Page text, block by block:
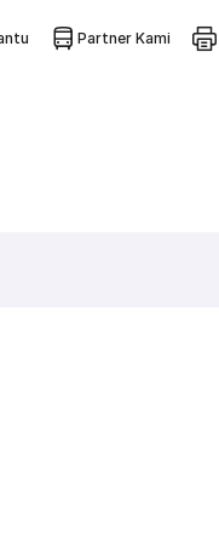
Partner Kami